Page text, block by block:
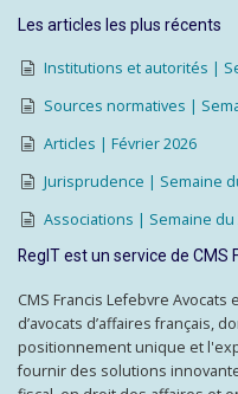
Les articles les plus récents
Institutions et autorités |
Sources normatives |
Articles | Février 2026
Jurisprudence | Semaine
Associations | Semaine du
RegIT est un service de CMS
CMS Francis Lefebvre
d’avocats d’affaires français,
positionnement unique et
fournir des solutions